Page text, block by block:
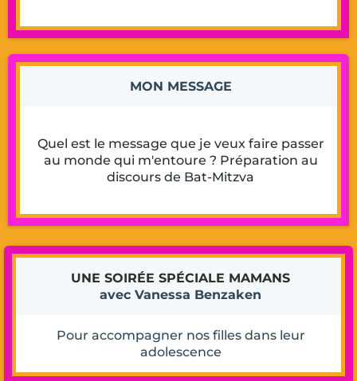
MON MESSAGE
Quel est le message que je veux faire passer
au monde qui m'entoure ? Préparation au
discours de Bat-Mitzva
UNE SOIRÉE SPÉCIALE MAMANS
avec Vanessa Benzaken
Pour accompagner nos filles dans leur
adolescence